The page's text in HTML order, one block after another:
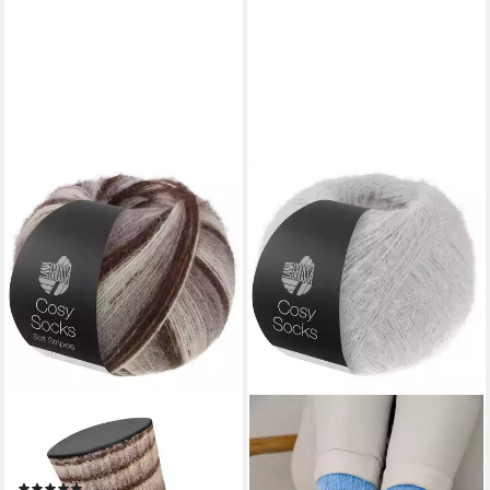
Häkelwolle Meilenweit 100 g
COSY SOCKS SOFT
STRIPES